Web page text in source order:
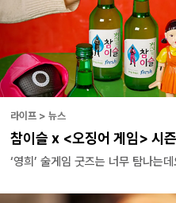
라이프 > 뉴스
참이슬 x <오징어 게임> 시
‘영희’ 술게임 굿즈는 너무 탐나는